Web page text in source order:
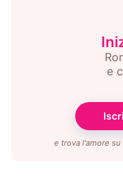
e
e trova l'amore